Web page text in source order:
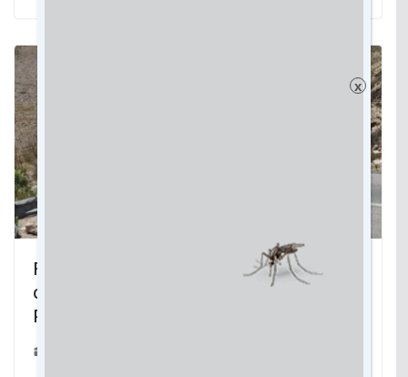
Rota Bioceânica: No trajeto, expedição
confirma fluxo comercial do Brasil,
Paraguai e Argentina
x